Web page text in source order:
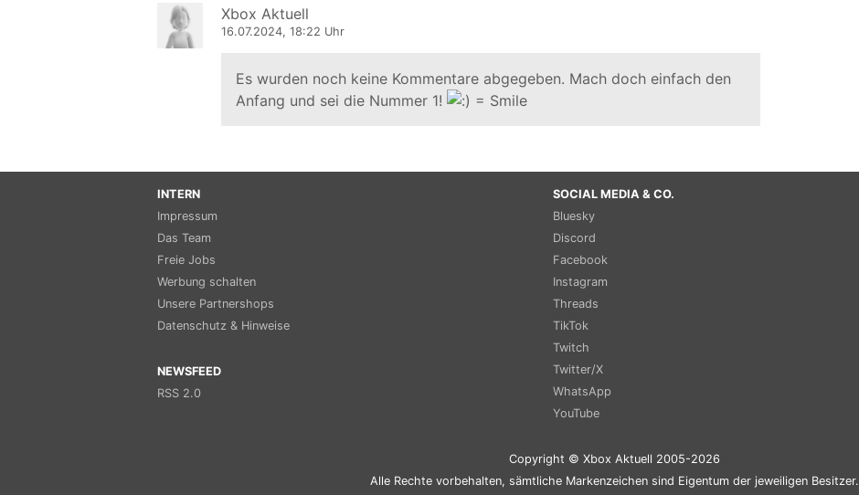
Xbox Aktuell
16.07.2024, 18:22 Uhr
Es wurden noch keine Kommentare abgegeben. Mach doch einfach den
Anfang und sei die Nummer 1!
INTERN
Impressum
Das Team
Freie Jobs
Werbung schalten
Unsere Partnershops
Datenschutz & Hinweise
NEWSFEED
RSS 2.0
SOCIAL MEDIA & CO.
Bluesky
Discord
Facebook
Instagram
Threads
TikTok
Twitch
Twitter/X
WhatsApp
YouTube
Copyright © Xbox Aktuell 2005-2026
Alle Rechte vorbehalten, sämtliche Markenzeichen sind Eigentum der jeweiligen Besitzer.